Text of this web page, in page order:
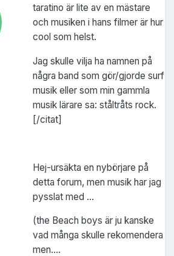
taratino är lite av en mästare
och musiken i hans filmer är hur
cool som helst.
Jag skulle vilja ha namnen på
några band som gör/gjorde surf
musik eller som min gammla
musik lärare sa: ståltråts rock.
[/citat]
Hej-ursäkta en nybörjare på
detta forum, men musik har jag
pysslat med ...
(the Beach boys är ju kanske
vad många skulle rekomendera
men....